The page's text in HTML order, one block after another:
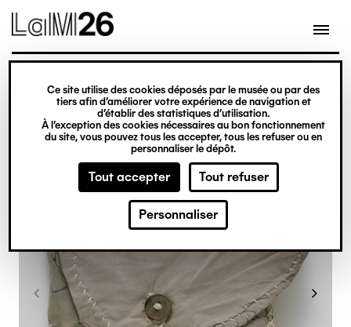
Gestion des cookies
Ce site utilise des cookies déposés par le musée ou par des
tiers afin d’améliorer votre expérience de navigation et
d’établir des statistiques d’utilisation.
À l’exception des cookies nécessaires au bon fonctionnement
du site, vous pouvez tous les accepter, tous les refuser ou en
personnaliser le dépôt.
Tout accepter Tout refuser
Personnaliser
contenu